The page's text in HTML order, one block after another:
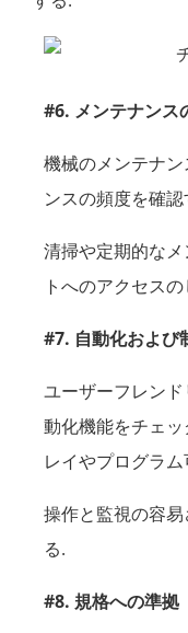
#6. メンテナンス
機械のメンテナ
ンスの頻度を確認
清掃や定期的な
トへのアクセス
#7. 自動化および
ユーザーフレン
動化機能をチェ
レイやプログラ
操作と監視の容
る.
#8. 規格への準拠